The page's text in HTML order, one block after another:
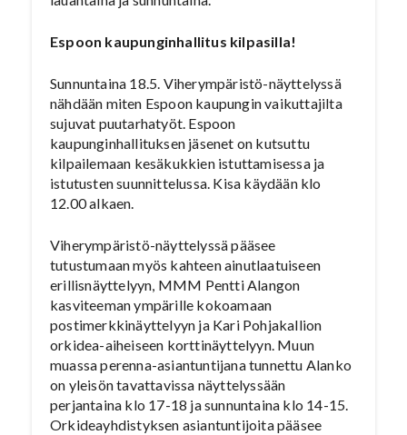
Espoon kaupunginhallitus kilpasilla!
Sunnuntaina 18.5. Viherympäristö-näyttelyssä
nähdään miten Espoon kaupungin vaikuttajilta
sujuvat puutarhatyöt. Espoon
kaupunginhallituksen jäsenet on kutsuttu
kilpailemaan kesäkukkien istuttamisessa ja
istutusten suunnittelussa. Kisa käydään klo
12.00 alkaen.
Viherympäristö-näyttelyssä pääsee
tutustumaan myös kahteen ainutlaatuiseen
erillisnäyttelyyn, MMM Pentti Alangon
kasviteeman ympärille kokoamaan
postimerkkinäyttelyyn ja Kari Pohjakallion
orkidea-aiheiseen korttinäyttelyyn. Muun
muassa perenna-asiantuntijana tunnettu Alanko
on yleisön tavattavissa näyttelyssään
perjantaina klo 17-18 ja sunnuntaina klo 14-15.
Orkideayhdistyksen asiantuntijoita pääsee